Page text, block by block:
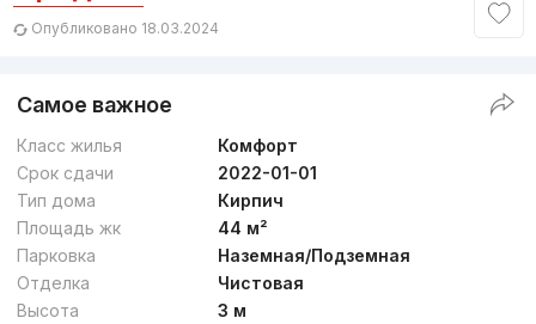
ЖК «Pushkin»
от /м²
Опубликовано 18.03.2024
Самое важное
Класс жилья
Комфорт
Срок сдачи
2022-01-01
Тип дома
Кирпич
Площадь жк
44 м²
Парковка
Наземная/Подземная
Отделка
Чистовая
Высота
3 м